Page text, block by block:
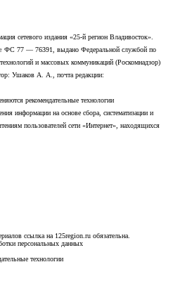
сетевого издания «25-й регион Владивосток».
ФС 77 — 76391, выдано Федеральной службой по
и массовых коммуникаций (Роскомнадзор)
Ушаков А. А., почта редакции:
рекомендательные технологии
информации на основе сбора, систематизации и
пользователей сети «Интернет», находящихся
ссылка на 125region.ru обязательна.
персональных данных
технологии